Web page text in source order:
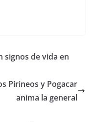
signos de vida en
Pirineos y Pogacar
anima la general